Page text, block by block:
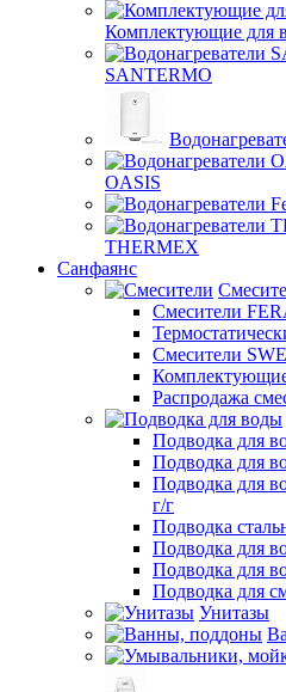
Комплектующие для
SANTERMO
OASIS
THERMEX
Санфаянс
Смесители
Смесители
Распродажа
Подводка для
Подводка для
Подводка для
г/г
Подводка
Подводка для
Подводка для
Подводка для
Унитазы